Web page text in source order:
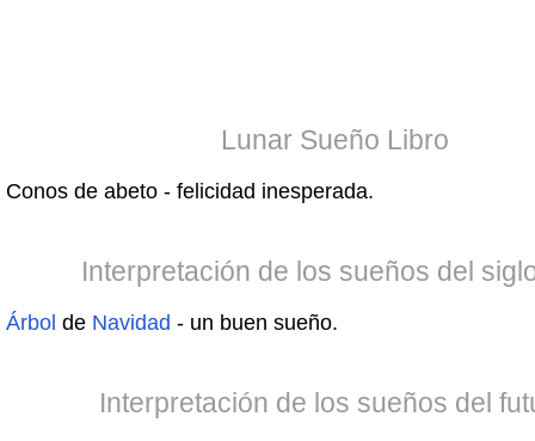
Lunar Sueño Libro
Conos de abeto - felicidad inesperada.
Interpretación de los sueños del
Árbol de Navidad - un buen sueño.
Interpretación de los sueños del